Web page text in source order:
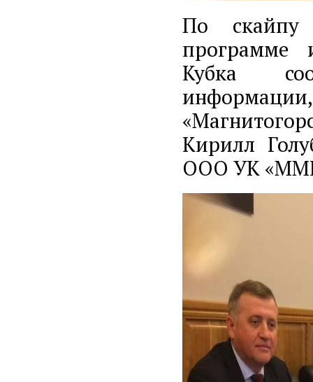
По скайпу
программе
Кубка
Кирилл
ООО УК